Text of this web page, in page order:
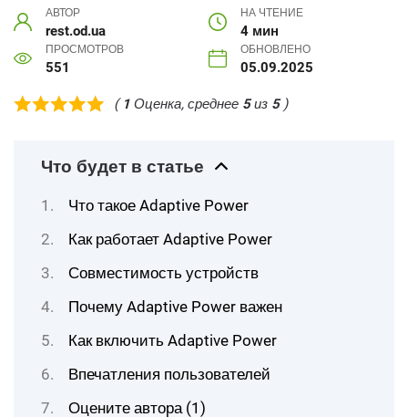
АВТОР
rest.od.ua
НА ЧТЕНИЕ
4 мин
ПРОСМОТРОВ
551
ОБНОВЛЕНО
05.09.2025
( 1 Оценка, среднее 5из 5)
Что будет в статье
Что такое Adaptive Power
Как работает Adaptive Power
Совместимость устройств
Почему Adaptive Power важен
Как включить Adaptive Power
Впечатления пользователей
Оцените автора (1)